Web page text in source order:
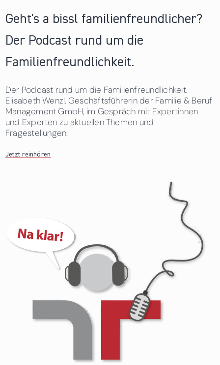
Geht's a bissl familienfreundlicher?
Der Podcast rund um die
Familienfreundlichkeit.
Der Podcast rund um die Familienfreundlichkeit.
Elisabeth Wenzl, Geschäftsführerin der Familie & Beruf
Management GmbH, im Gespräch mit Expertinnen
und Experten zu aktuellen Themen und
Fragestellungen.
Jetzt reinhören